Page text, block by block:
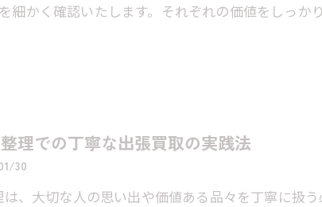
細かく確認いたします。それぞれの価値をしっか
理での丁寧な出張買取の実践法
30
、大切な人の思い出や価値ある品々を丁寧に扱う